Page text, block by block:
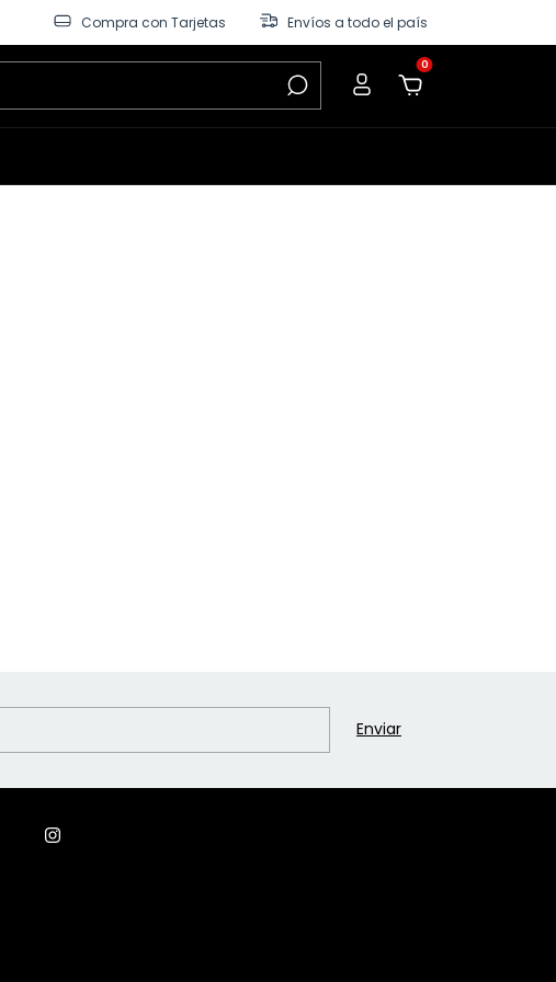
Compra con Tarjetas Envíos a todo el país
0